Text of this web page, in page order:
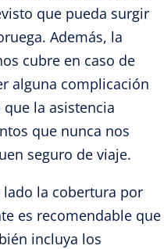
que pueda surgir
Además, la
cubre en caso de
alguna complicación
la asistencia
que nunca nos
seguro de viaje.
la cobertura por
es recomendable que
incluya los